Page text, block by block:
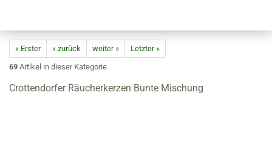
« Erster « zurück weiter »
Letzter »
69 Artikel in dieser Kategorie
Crottendorfer Räucherkerzen Bunte Mischung